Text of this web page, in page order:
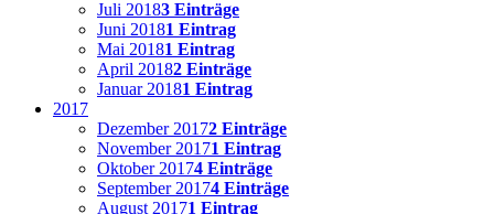
Juli 20183 Einträge
Juni 20181 Eintrag
Mai 20181 Eintrag
April 20182 Einträge
Januar 20181 Eintrag
2017
Dezember 20172 Einträge
November 20171 Eintrag
Oktober 20174 Einträge
September 20174 Einträge
August 20171 Eintrag